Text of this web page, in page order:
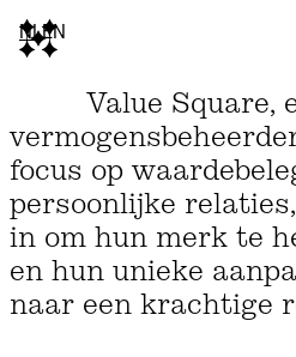
NLEN
Value Square,
focus op
persoonlijke
in om hun merk te
en hun unieke
naar een krachtige